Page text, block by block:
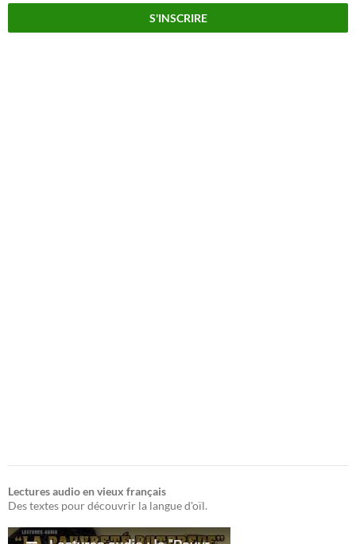
Lectures audio en vieux français
Des textes pour découvrir la langue d'oïl.